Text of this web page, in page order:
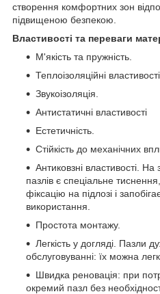
створення комфортних зон
підвищеною безпекою.
Властивості та переваги
М'якість та пружність.
Теплоізоляційні властивості.
Звукоізоляція.
Антистатичні властивості
Естетичність.
Стійкість до механічних
Антиковзні властивості.
пазлів є спеціальне
фіксацію на підлозі і
використання.
Простота монтажу.
Легкість у догляді. Пазли
обслуговуванні: їх можна
Швидка реновація: при
окремий пазл без